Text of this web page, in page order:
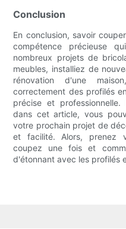
Conclusion
En conclusion, savoir
compétence précieuse
nombreux projets de
meubles, installiez de
rénovation d'une
correctement des profilés
précise et
dans cet article, vous
votre prochain projet de
et facilité. Alors, prenez
coupez une fois et
d'étonnant avec les profilés